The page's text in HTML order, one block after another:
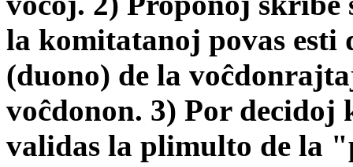
la komitatanoj povas
(duono) de la
voĉdonon. 3) Por
validas la plimulto de la